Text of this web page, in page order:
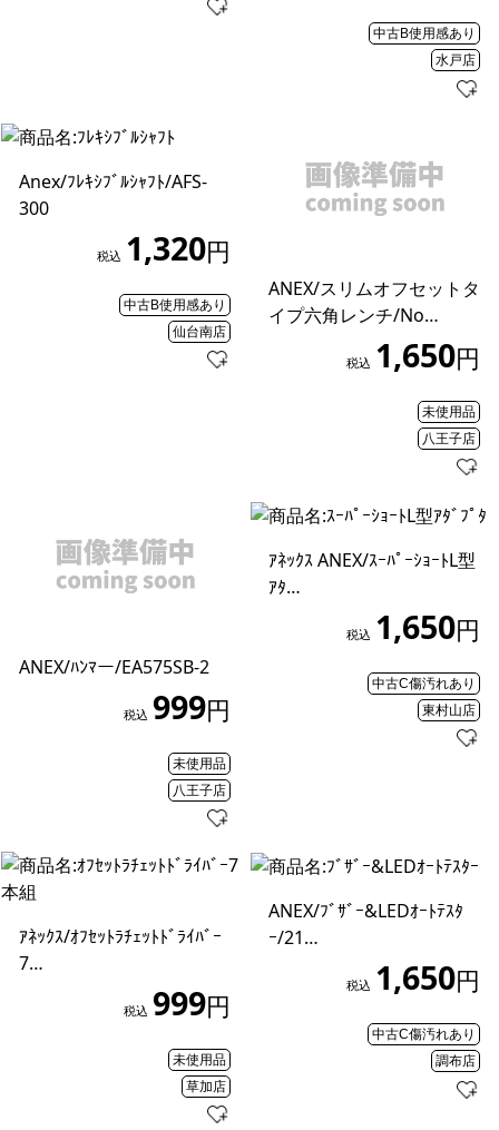
中古B使用感あり
水戸店
Anex/ﾌﾚｷｼﾌﾞﾙｼｬﾌﾄ/AFS-
300
税込 1,320円
中古B使用感あり
仙台南店
ANEX/スリムオフセットタ
イプ六角レンチ/No…
税込 1,650円
未使用品
八王子店
ANEX/ﾊﾝﾏー/EA575SB-2
税込 999円
未使用品
八王子店
ｱﾈｯｸｽ ANEX/ｽｰﾊﾟｰｼｮｰﾄL型
ｱﾀ…
税込 1,650円
中古C傷汚れあり
東村山店
ｱﾈｯｸｽ/ｵﾌｾｯﾄﾗﾁｪｯﾄﾄﾞﾗｲﾊﾞｰ
7…
税込 999円
未使用品
草加店
ANEX/ﾌﾞｻﾞｰ&LEDｵｰﾄﾃｽﾀ
ｰ/21…
税込 1,650円
中古C傷汚れあり
調布店